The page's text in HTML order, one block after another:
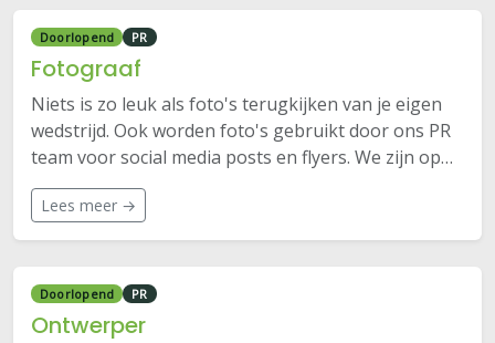
Doorlopend PR
Fotograaf
Niets is zo leuk als foto's terugkijken van je eigen
wedstrijd. Ook worden foto's gebruikt door ons PR
team voor social media posts en flyers. We zijn op…
Lees meer →
Doorlopend PR
Ontwerper